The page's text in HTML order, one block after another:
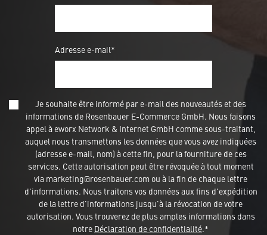
Adresse e-mail*
Je souhaite être informé par e-mail des nouveautés et des
informations de Rosenbauer E-Commerce GmbH. Nous faisons
appel à eworx Network & Internet GmbH comme sous-traitant,
auquel nous transmettons les données que vous avez indiquées
(adresse e-mail, nom) à cette fin, pour la fourniture de ces
services. Cette autorisation peut être révoquée à tout moment
via marketing@rosenbauer.com ou à la fin de chaque lettre
d'informations. Nous traitons vos données aux fins d'expédition
de la lettre d'informations jusqu'à la révocation de votre
autorisation. Vous trouverez de plus amples informations dans
notre Déclaration de confidentialité.*